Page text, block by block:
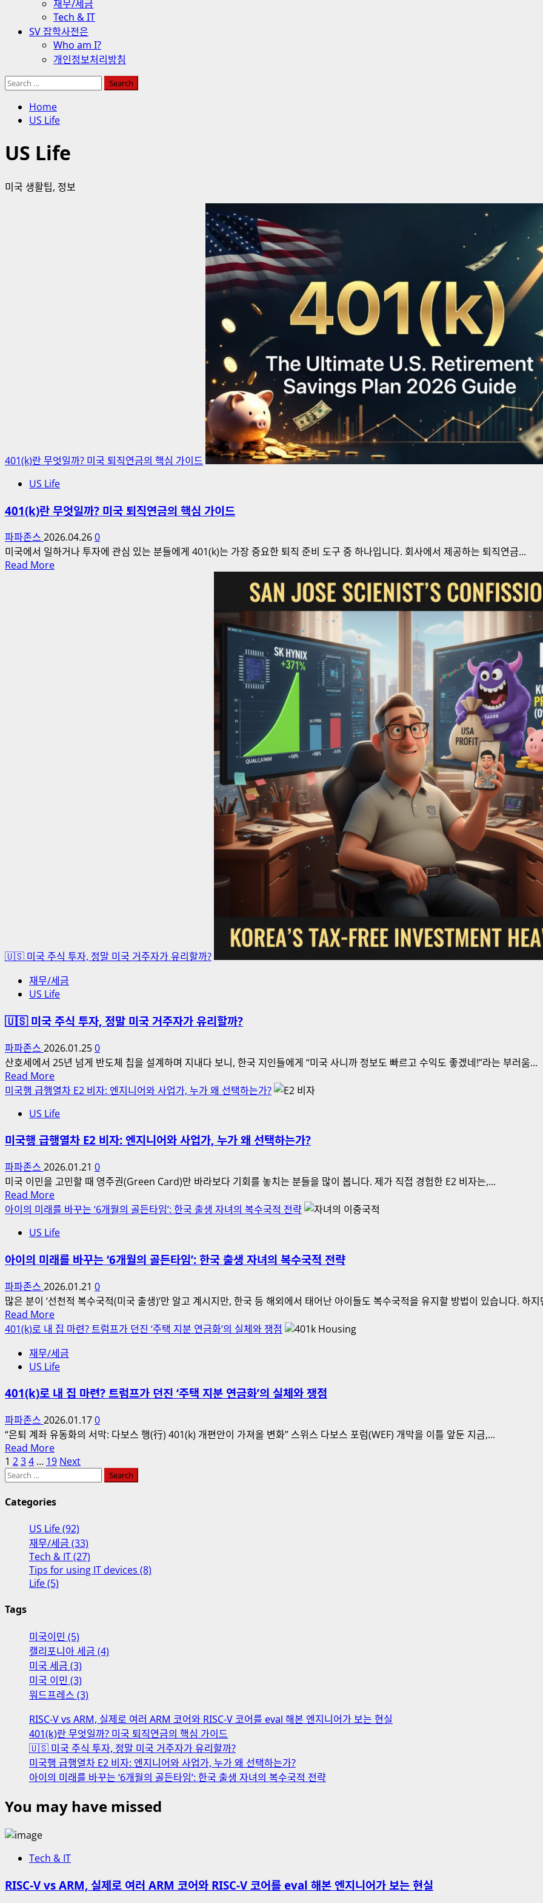
재무/세금
Tech & IT
SV 잡학사전은
Who am I?
개인정보처리방침
Search
Home
US Life
US Life
미국 생활팁, 정보
401(k)란 무엇일까? 미국 퇴직연금의 핵심 가이드
US Life
401(k)란 무엇일까? 미국 퇴직연금의 핵심 가이드
파파존스 2026.04.260
미국에서 일하거나 투자에 관심 있는 분들에게 401(k)는 가장 중요한 퇴직 준비 도구 중 하나입니다. 회사에서 제공하는 퇴직연금...
Read MoreRead
🇺🇸 미국 주식 투자, 정말 미국 거주자가 유리할까?
재무/세금
US Life
🇺🇸 미국 주식 투자, 정말 미국 거주자가 유리할까?
파파존스 2026.01.250
산호세에서 25년 넘게 반도체 칩을 설계하며 지내다 보니, 한국 지인들에게 “미국 사니까 정보도 빠르고 수익도 좋겠네!”라는 부러움...
Read MoreRead
more
🇺🇸
국
식
투
자,
정
말
국
주
자
가
유
리
할
미국행 급행열차 E2 비자: 엔지니어와 사업가, 누가 왜 선택하는가?
US Life
미국행 급행열차 E2 비자: 엔지니어와 사업가, 누가 왜 선택하는가?
파파존스 2026.01.21 0
미국 이민을 고민할 때 영주권(Green Card)만 바라보다 기회를 놓치는 분들을 많이 봅니다. 제가 직접 경험한 E2 비자는,...
Read MoreRead
more
미
행
행
열
차
E2
비
자:
지
어
와
사
업
가,
왜
선
택
하
는
아이의 미래를 바꾸는 ‘6개월의 골든타임’: 한국 출생 자녀의 복수국적 전략
US Life
아이의 미래를 바꾸는 ‘6개월의 골든타임’: 한국 출생 자녀의 복수국적 전략
파파존스 2026.01.21 0
많은 분이 ‘선천적 복수국적(미국 출생)’만 알고 계시지만, 한국 등 해외에서 태어난 아이들도 복수국적을 유지할 방법이 있습니다. 하지
Read MoreRead
more
아
이
미
래
를
바
꾸
는
‘6
개
의
골
든
타
임’:
출
생
자
녀
의
복
수
국
적
전
략
401(k)로 내 집 마련? 트럼프가 던진 ‘주택 지분 연금화’의 실체와 쟁점
재무/세금
US Life
401(k)로 내 집 마련? 트럼프가 던진 ‘주택 지분 연금화’의 실체와 쟁점
파파존스 2026.01.170
“은퇴 계좌 유동화의 서막: 다보스 행(行) 401(k) 개편안이 가져올 변화” 스위스 다보스 포럼(WEF) 개막을 이틀 앞둔 지금,...
Read MoreRead
more
로
집
마
련?
트
럼
던
진
‘주
택
지
연
금
화’의
실
체
쟁
Posts
pagination
1 234 … 19 Next
Search
Categories
US Life (92)
재무/세금 (33)
Tech & IT (27)
Tips for using IT devices (8)
Life (5)
Tags
미국이민 (5)
캘리포니아 세금 (4)
미국 세금 (3)
미국 이민 (3)
워드프레스 (3)
RISC-V vs ARM, 실제로 여러 ARM 코어와 RISC-V 코어를 eval 해본 엔지니어가 보는 현실
401(k)란 무엇일까? 미국 퇴직연금의 핵심 가이드
🇺🇸 미국 주식 투자, 정말 미국 거주자가 유리할까?
미국행 급행열차 E2 비자: 엔지니어와 사업가, 누가 왜 선택하는가?
아이의 미래를 바꾸는 ‘6개월의 골든타임’: 한국 출생 자녀의 복수국적 전략
You may have missed
Tech & IT
RISC-V vs ARM, 실제로 여러 ARM 코어와 RISC-V 코어를 eval 해본 엔지니어가 보는 현실